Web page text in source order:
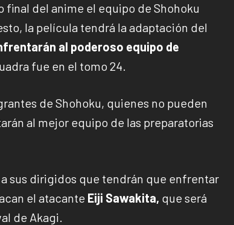
final del anime el equipo de Shohoku
la película tendrá la adaptación del
al poderoso equipo de
fue en el tomo 24.
de Shohoku, quienes no pueden
al mejor equipo de las preparatorias
sus dirigidos que tendrán que enfrentar
el atacante Eiji Sawakita, que será
de Akagi.